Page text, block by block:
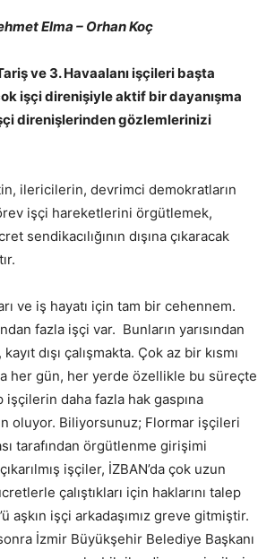
Elma – Orhan Koç
ve 3. Havaalanı işçileri başta
işçi direnişiyle aktif bir dayanışma
direnişlerinden gözlemlerinizi
ilericilerin, devrimci demokratların
işçi hareketlerini örgütlemek,
sendikacılığının dışına çıkaracak
ve iş hayatı için tam bir cehennem.
fazla işçi var. Bunların yarısından
dışı çalışmakta. Çok az bir kısmı
her gün, her yerde özellikle bu süreçte
daha fazla hak gaspına
oluyor. Biliyorsunuz; Flormar işçileri
tarafından örgütlenme girişimi
işçiler, İZBAN’da çok uzun
çalıştıkları için haklarını talep
aşkın işçi arkadaşımız greve gitmiştir.
İzmir Büyükşehir Belediye Başkanı